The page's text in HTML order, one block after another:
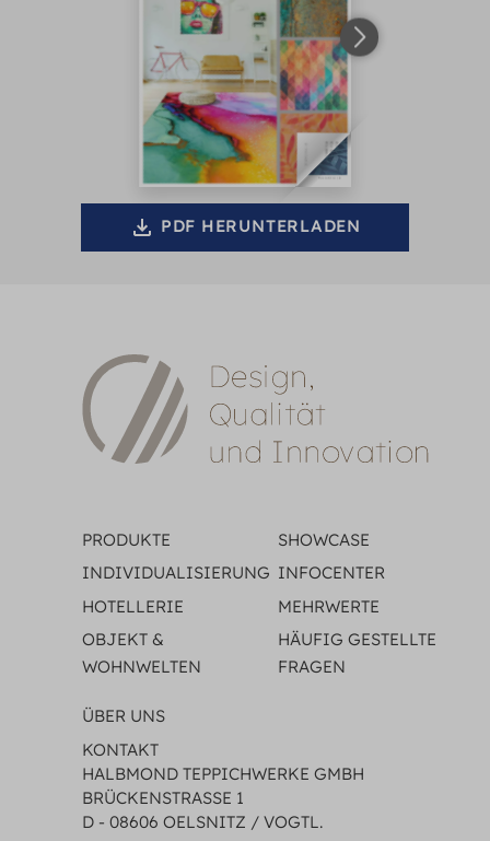
PDF HERUNTERLADEN
PRODUKTE
INDIVIDUALISIERUNG
HOTELLERIE
OBJEKT &
WOHNWELTEN
SHOWCASE
INFOCENTER
MEHRWERTE
HÄUFIG GESTELLTE
FRAGEN
ÜBER UNS
KONTAKT
HALBMOND TEPPICHWERKE GMBH
BRÜCKENSTRASSE 1
D - 08606 OELSNITZ / VOGTL.